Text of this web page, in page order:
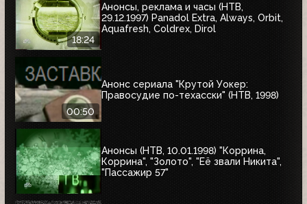
18:24
Анонсы, реклама и часы (НТВ,
29.12.1997) Panadol Extra, Always, Orbit,
Aquafresh, Coldrex, Dirol
00:50
Анонс сериала "Крутой Уокер:
Правосудие по-техасски" (НТВ, 1998)
Анонсы (НТВ, 10.01.1998) "Коррина,
Коррина", "Золото", "Её звали Никита",
"Пассажир 57"